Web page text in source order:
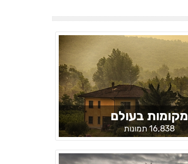
מקומות בעולם
16,838 תמונות